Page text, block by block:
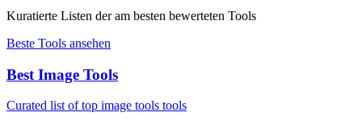
Kuratierte Listen der am besten bewerteten Tools
Beste Tools ansehen
Best Image Tools
Curated list of top image tools tools